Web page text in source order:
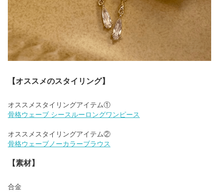
【オススメのスタイリング】
骨格ウェーブ シースルーロングワンピース
骨格ウェーブノーカラーブラウス
【素材】
合金